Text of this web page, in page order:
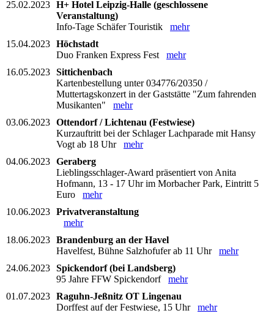
25.02.2023 H+ Hotel Leipzig-Halle (geschlossene
Veranstaltung)
Info-Tage Schäfer Touristik mehr
15.04.2023 Höchstadt
Duo Franken Express Fest mehr
16.05.2023 Sittichenbach
Kartenbestellung unter 034776/20350 /
Muttertagskonzert in der Gaststätte "Zum fahrenden
Musikanten" mehr
03.06.2023 Ottendorf / Lichtenau (Festwiese)
Kurzauftritt bei der Schlager Lachparade mit Hansy
Vogt ab 18 Uhr mehr
04.06.2023 Geraberg
Lieblingsschlager-Award präsentiert von Anita
Hofmann, 13 - 17 Uhr im Morbacher Park, Eintritt 5
Euro mehr
10.06.2023 Privatveranstaltung
mehr
18.06.2023 Brandenburg an der Havel
Havelfest, Bühne Salzhofufer ab 11 Uhr mehr
24.06.2023 Spickendorf (bei Landsberg)
95 Jahre FFW Spickendorf mehr
01.07.2023 Raguhn-Jeßnitz OT Lingenau
Dorffest auf der Festwiese, 15 Uhr mehr